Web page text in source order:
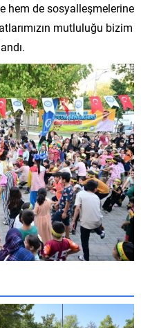
hem de sosyalleşmelerine
mutluluğu bizim